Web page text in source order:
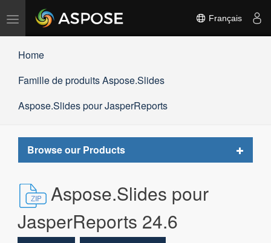
Basculer
Français
Home
Famille de produits Aspose.Slides
Aspose.Slides pour JasperReports
Browse our Products
Toggle
Aspose.Slides pour
JasperReports 24.6